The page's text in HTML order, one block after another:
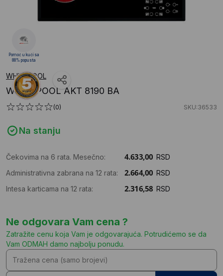
WHIRLPOOL
WHIRLPOOL AKT 8190 BA
(0) SKU:36533
Na stanju
Čekovima na 6 rata. Mesečno:
RSD
Administrativna zabrana na 12 rata:
RSD
Intesa karticama na 12 rata:
RSD
Ne odgovara Vam cena ?
Zatražite cenu koja Vam je odgovarajuća. Potrudićemo se da
Vam ODMAH damo najbolju ponudu.
Pomoć u kući sa
88% popusta